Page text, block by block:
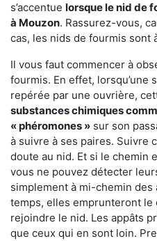
s’accentue lorsque le nid de
à Mouzon. Rassurez-vous,
cas, les nids de fourmis sont
Il vous faut commencer à
fourmis. En effet, lorsqu’une
repérée par une ouvrière,
substances chimiques
« phéromones » sur son
à suivre à ses paires. Suivre
doute au nid. Et si le chemin
vous ne pouvez détecter
simplement à mi-chemin des
temps, elles emprunteront
rejoindre le nid. Les appâts
que ceux qui en sont loin.